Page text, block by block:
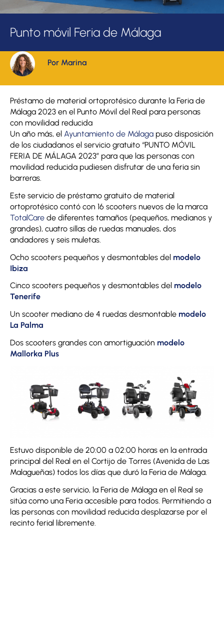
Punto móvil Feria de Málaga
Por Marina
Préstamo de material ortoprotésico durante la Feria de
Málaga 2023 en el Punto Móvil del Real para personas
con movilidad reducida
Un año más, el Ayuntamiento de Málaga puso disposición
de los ciudadanos el servicio gratuito “PUNTO MÓVIL
FERIA DE MÁLAGA 2023” para que las personas con
movilidad reducida pudiesen disfrutar de una feria sin
barreras.
Este servicio de préstamo gratuito de material
ortoprotésico contó con 16 scooters nuevos de la marca
TotalCare de diferentes tamaños (pequeños, medianos y
grandes), cuatro sillas de ruedas manuales, dos
andadores y seis muletas.
Ocho scooters pequeños y desmontables del modelo
Ibiza
Cinco scooters pequeños y desmontables del modelo
Tenerife
Un scooter mediano de 4 ruedas desmontable modelo
La Palma
Dos scooters grandes con amortiguación modelo
Mallorka Plus
Estuvo disponible de 20:00 a 02:00 horas en la entrada
principal del Real en el Cortijo de Torres (Avenida de Las
Malagueñas) todos los días que duró la Feria de Málaga.
Gracias a este servicio, la Feria de Málaga en el Real se
sitúa como una Feria accesible para todos. Permitiendo a
las personas con movilidad reducida desplazarse por el
recinto ferial libremente.